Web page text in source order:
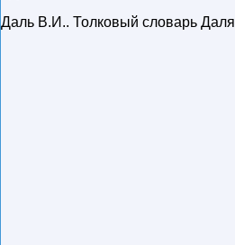
Даль В.И.. Толковый словарь Даля